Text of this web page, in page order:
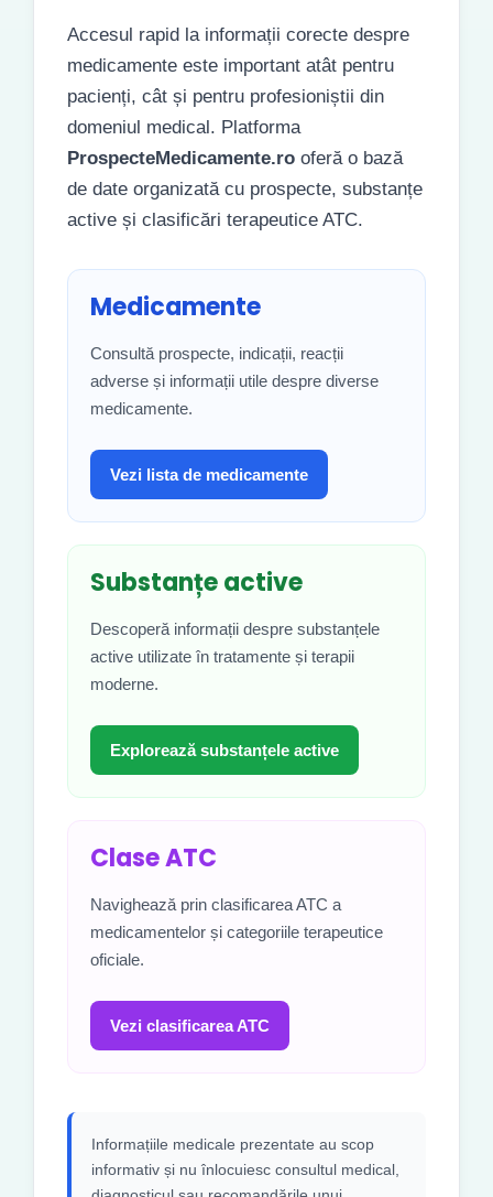
Accesul rapid la informații corecte despre
medicamente este important atât pentru
pacienți, cât și pentru profesioniștii din
domeniul medical. Platforma
ProspecteMedicamente.ro oferă o bază
de date organizată cu prospecte, substanțe
active și clasificări terapeutice ATC.
Medicamente
Consultă prospecte, indicații, reacții
adverse și informații utile despre diverse
medicamente.
Vezi lista de medicamente
Substanțe active
Descoperă informații despre substanțele
active utilizate în tratamente și terapii
moderne.
Explorează substanțele active
Clase ATC
Navighează prin clasificarea ATC a
medicamentelor și categoriile terapeutice
oficiale.
Vezi clasificarea ATC
Informațiile medicale prezentate au scop
informativ și nu înlocuiesc consultul medical,